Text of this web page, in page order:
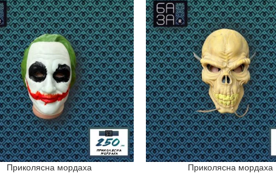
Приколясна мордаха Приколясна мордаха